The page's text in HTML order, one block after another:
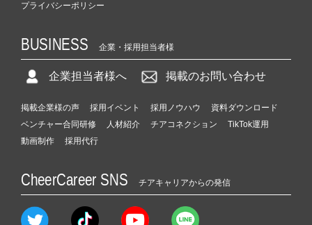
プライバシーポリシー
BUSINESS 企業・採用担当者様
企業担当者様へ 掲載のお問い合わせ
掲載企業様の声 採用イベント 採用ノウハウ
資料ダウンロード
ベンチャー合同研修
人材紹介 チアコネクション
TikTok運用
動画制作
採用代行
CheerCareer SNS チアキャリアからの発信